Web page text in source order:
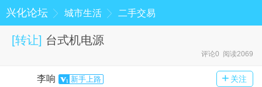
兴化论坛 城市生活 二手交易
[转让] 台式机电源
评论0 阅读2069
李响 新手上路 + 关注